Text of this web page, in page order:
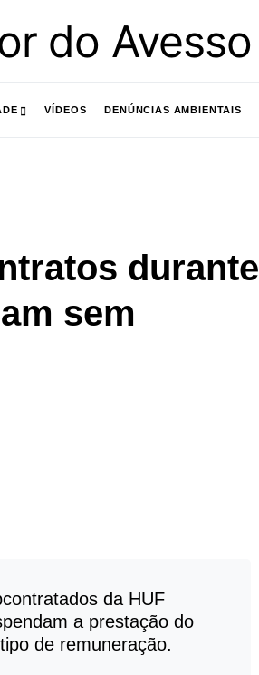
VÍDEOS DENÚNCIAS AMBIENTAIS
durante
sem
da HUF
a prestação do
de remuneração.